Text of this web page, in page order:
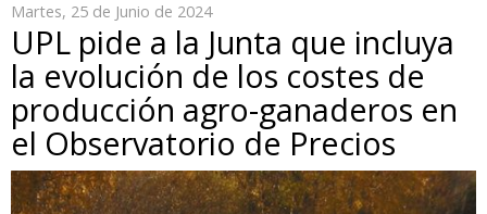
Martes, 25 de Junio de 2024
UPL pide a la Junta que incluya
la evolución de los costes de
producción agro-ganaderos en
el Observatorio de Precios